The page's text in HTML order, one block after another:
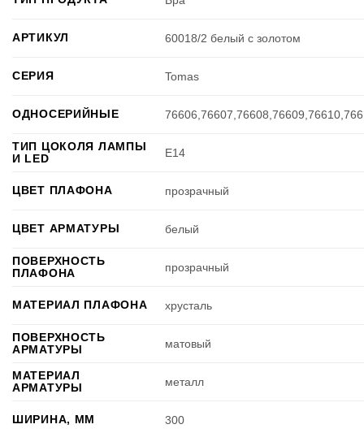
АРТИКУЛ 60018/2 белый с золотом
СЕРИЯ Tomas
ОДНОСЕРИЙНЫЕ
ТИП ЦОКОЛЯ ЛАМПЫ
И LED
E14
ЦВЕТ ПЛАФОНА прозрачный
ЦВЕТ АРМАТУРЫ белый
ПОВЕРХНОСТЬ
ПЛАФОНА
прозрачный
МАТЕРИАЛ ПЛАФОНА хрусталь
ПОВЕРХНОСТЬ
АРМАТУРЫ
матовый
МАТЕРИАЛ
АРМАТУРЫ
металл
ШИРИНА, ММ 300